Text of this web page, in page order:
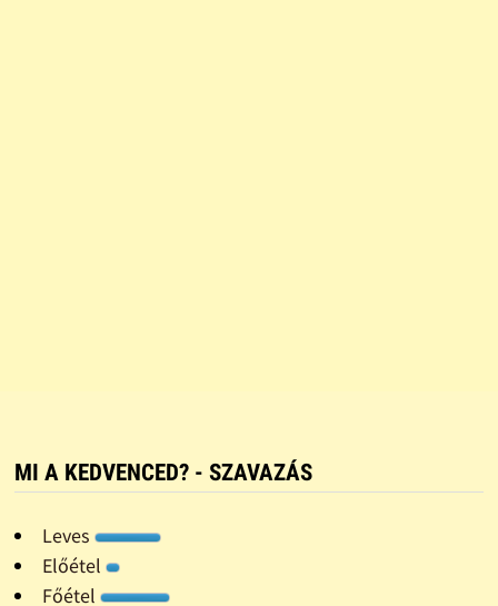
MI A KEDVENCED? - SZAVAZÁS
Leves
Előétel
Főétel